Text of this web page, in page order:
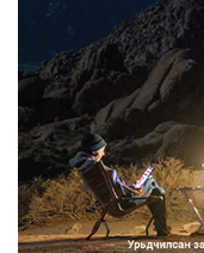
2026/08/07
Нийтийн
замналд түр
2026/08/07